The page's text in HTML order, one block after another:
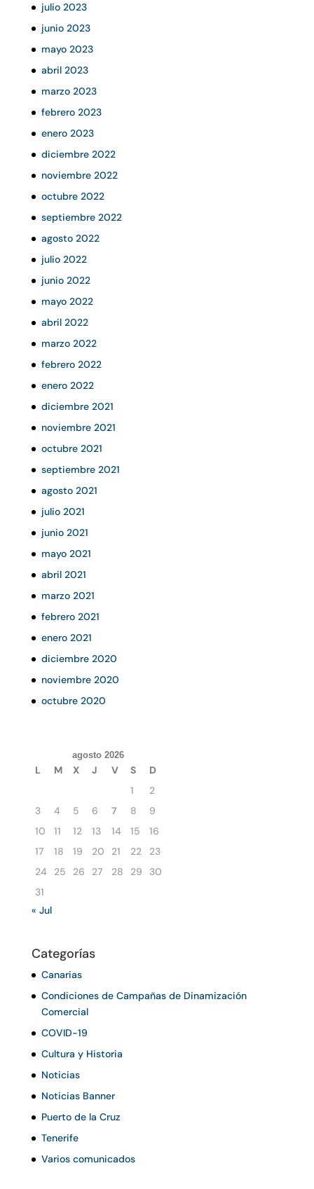
julio 2023
junio 2023
mayo 2023
abril 2023
marzo 2023
febrero 2023
enero 2023
diciembre 2022
noviembre 2022
octubre 2022
septiembre 2022
agosto 2022
julio 2022
junio 2022
mayo 2022
abril 2022
marzo 2022
febrero 2022
enero 2022
diciembre 2021
noviembre 2021
octubre 2021
septiembre 2021
agosto 2021
julio 2021
junio 2021
mayo 2021
abril 2021
marzo 2021
febrero 2021
enero 2021
diciembre 2020
noviembre 2020
octubre 2020
agosto 2026
L M X J V S
D
1
2
3
4 5 6 7 8
9
10
11 12 13 14 15
16
17
18 19 20 21 22
23
24
25 26 27 28 29
30
31
« Jul
Categorías
Canarias
Condiciones de Campañas de Dinamización
Comercial
COVID-19
Cultura y Historia
Noticias
Noticias Banner
Puerto de la Cruz
Tenerife
Varios comunicados